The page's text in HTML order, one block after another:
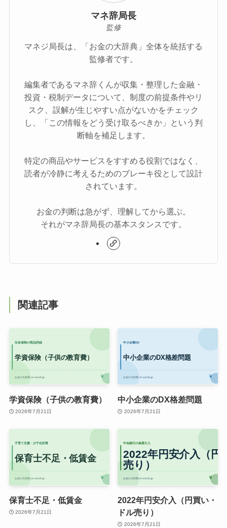
マネ辞局長
監修
マネジ局長は、「お金の大辞典」全体を統括する
監修者です。
編集者であるマネ辞くんが収集・整理した金融・
投資・税制データについて、制度の前提条件やリ
スク、誤解が生じやすい点がないかをチェック
し、「この情報をどう受け取るべきか」という判
断軸を補足します。
特定の商品やサービスをすすめる役割ではなく、
読者が冷静に考えるためのブレーキ役として設計
されています。
お金の判断は急がず、理解してから選ぶ。
それがマネ辞局長の基本スタンスです。
関連記事
学資保険（子供の教育費）
2026年7月21日
中小企業のDX格差問題
2026年7月21日
保育士不足・低賃金
2026年7月21日
2022年円安介入（円買い・
ドル売り）
2026年7月21日